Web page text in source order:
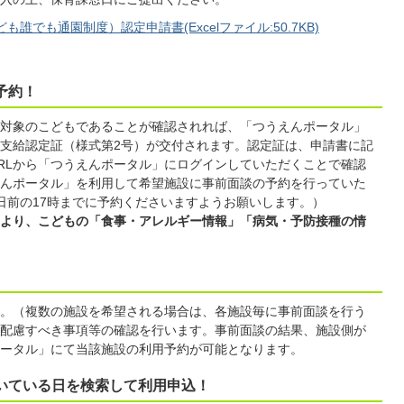
誰でも通園制度）認定申請書(Excelファイル:50.7KB)
約！
象のこどもであることが確認されれば、「つうえんポータル」
給認定証（様式第2号）が交付されます。認定証は、申請書に記
から「つうえんポータル」にログインしていただくことで確認
ポータル」を利用して希望施設に事前面談の予約を行っていた
の17時までに予約くださいますようお願いします。）
り、こどもの「食事・アレルギー情報」「病気・予防接種の情
（複数の施設を希望される場合は、各施設毎に事前面談を行う
慮すべき事項等の確認を行います。事前面談の結果、施設側が
タル」にて当該施設の利用予約が可能となります。
いる日を検索して利用申込！